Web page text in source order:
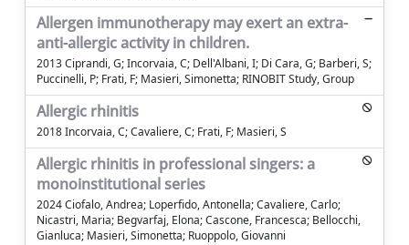
Allergen immunotherapy may exert an extra-
anti-allergic activity in children.
2013 Ciprandi, G; Incorvaia, C; Dell'Albani, I; Di Cara, G; Barberi, S;
Puccinelli, P; Frati, F; Masieri, Simonetta; RINOBIT Study, Group
Allergic rhinitis
2018 Incorvaia, C; Cavaliere, C; Frati, F; Masieri, S
Allergic rhinitis in professional singers: a
monoinstitutional series
2024 Ciofalo, Andrea; Loperfido, Antonella; Cavaliere, Carlo;
Nicastri, Maria; Begvarfaj, Elona; Cascone, Francesca; Bellocchi,
Gianluca; Masieri, Simonetta; Ruoppolo, Giovanni